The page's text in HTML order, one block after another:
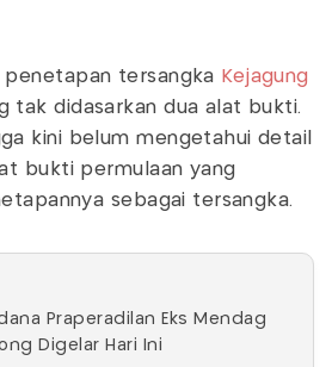
penetapan tersangka Kejagung
tak didasarkan dua alat bukti.
kini belum mengetahui detail
bukti permulaan yang
sebagai tersangka.
Praperadilan Eks Mendag
Digelar Hari Ini